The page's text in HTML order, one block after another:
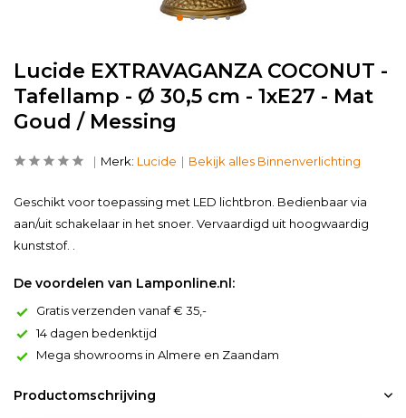
Lucide EXTRAVAGANZA COCONUT -
Tafellamp - Ø 30,5 cm - 1xE27 - Mat
Goud / Messing
Merk: Lucide Bekijk alles Binnenverlichting
Geschikt voor toepassing met LED lichtbron. Bedienbaar via
aan/uit schakelaar in het snoer. Vervaardigd uit hoogwaardig
kunststof. .
De voordelen van Lamponline.nl:
Gratis verzenden vanaf € 35,-
14 dagen bedenktijd
Mega showrooms in Almere en Zaandam
Productomschrijving